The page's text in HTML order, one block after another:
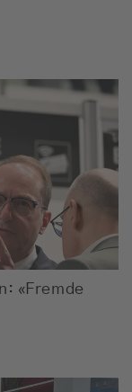
«Fremde